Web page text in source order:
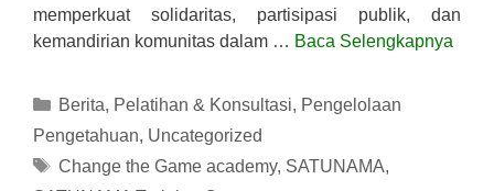
memperkuat solidaritas, partisipasi publik, dan
kemandirian komunitas dalam … Baca Selengkapnya
Kategori
Berita, Pelatihan & Konsultasi, Pengelolaan
Pengetahuan, Uncategorized
Tag
Change the Game academy, SATUNAMA,